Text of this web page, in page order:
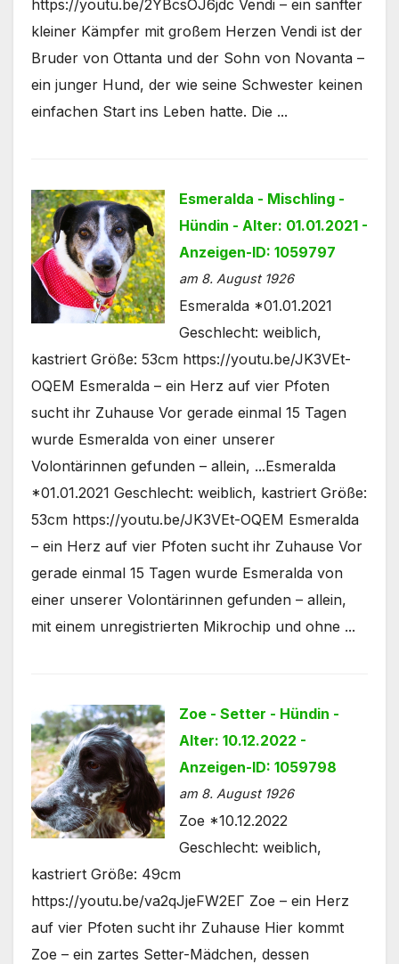
https://youtu.be/2YBcsOJ6jdc Vendi – ein sanfter
kleiner Kämpfer mit großem Herzen Vendi ist der
Bruder von Ottanta und der Sohn von Novanta –
ein junger Hund, der wie seine Schwester keinen
einfachen Start ins Leben hatte. Die ...
Esmeralda - Mischling -
Hündin - Alter: 01.01.2021 -
Anzeigen-ID: 1059797
am 8. August 1926
Esmeralda *01.01.2021
Geschlecht: weiblich,
kastriert Größe: 53cm https://youtu.be/JK3VEt-
OQEM Esmeralda – ein Herz auf vier Pfoten
sucht ihr Zuhause Vor gerade einmal 15 Tagen
wurde Esmeralda von einer unserer
Volontärinnen gefunden – allein, ...Esmeralda
*01.01.2021 Geschlecht: weiblich, kastriert Größe:
53cm https://youtu.be/JK3VEt-OQEM Esmeralda
– ein Herz auf vier Pfoten sucht ihr Zuhause Vor
gerade einmal 15 Tagen wurde Esmeralda von
einer unserer Volontärinnen gefunden – allein,
mit einem unregistrierten Mikrochip und ohne ...
Zoe - Setter - Hündin -
Alter: 10.12.2022 -
Anzeigen-ID: 1059798
am 8. August 1926
Zoe *10.12.2022
Geschlecht: weiblich,
kastriert Größe: 49cm
https://youtu.be/va2qJjeFW2EΓ Zoe – ein Herz
auf vier Pfoten sucht ihr Zuhause Hier kommt
Zoe – ein zartes Setter-Mädchen, dessen